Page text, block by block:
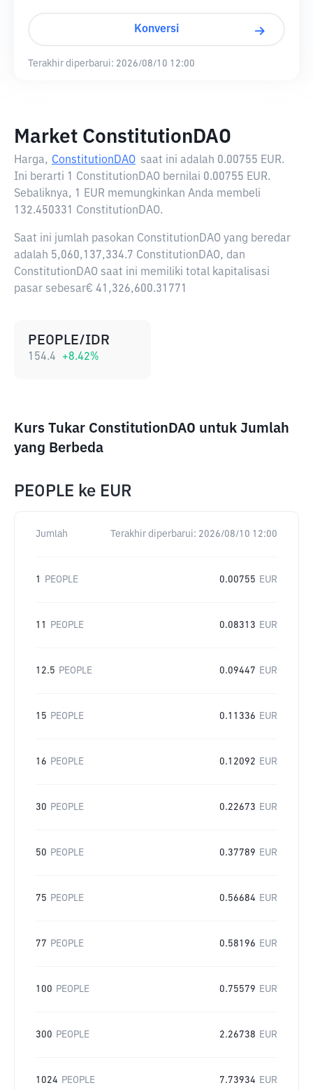
Konversi
Terakhir diperbarui: 2026/08/10 12:00
Market ConstitutionDAO
Harga, ConstitutionDAO saat ini adalah 0.00755 EUR.
Ini berarti 1 ConstitutionDAO bernilai 0.00755 EUR.
Sebaliknya, 1 EUR memungkinkan Anda membeli
132.450331 ConstitutionDAO.
Saat ini jumlah pasokan ConstitutionDAO yang beredar
adalah 5,060,137,334.7 ConstitutionDAO, dan
ConstitutionDAO saat ini memiliki total kapitalisasi
pasar sebesar€ 41,326,600.31771
PEOPLE/IDR
154.4 +8.42%
Kurs Tukar ConstitutionDAO untuk Jumlah
yang Berbeda
PEOPLE ke EUR
Jumlah Terakhir diperbarui: 2026/08/10 12:00
1 PEOPLE 0.00755 EUR
11 PEOPLE 0.08313 EUR
12.5 PEOPLE 0.09447 EUR
15 PEOPLE 0.11336 EUR
16 PEOPLE 0.12092 EUR
30 PEOPLE 0.22673 EUR
50 PEOPLE 0.37789 EUR
75 PEOPLE 0.56684 EUR
77 PEOPLE 0.58196 EUR
100 PEOPLE 0.75579 EUR
300 PEOPLE 2.26738 EUR
1024 PEOPLE 7.73934 EUR